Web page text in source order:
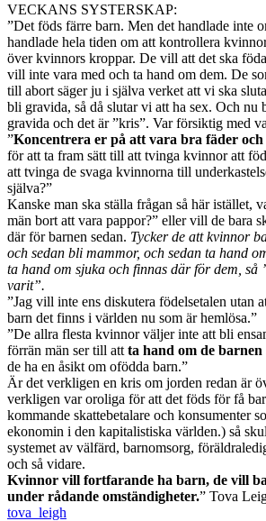
VECKANS SYSTERSKAP:
”Det föds färre barn. Men det handlade inte
handlade hela tiden om att kontrollera
över kvinnors kroppar. De vill att det ska
vill inte vara med och ta hand om dem. De
till abort säger ju i själva verket att vi ska
bli gravida, så då slutar vi att ha sex. Och
gravida och det är ”kris”. Var försiktig med
”Koncentrera er på att vara bra fäder
för att ta fram sätt till att tvinga kvinnor att
att tvinga de svaga kvinnorna till
själva?”
Kanske man ska ställa frågan så här istället,
män bort att vara pappor?” eller vill de bara
där för barnen sedan. Tycker de att kvinnor
och sedan bli mammor, och sedan ta hand
ta hand om sjuka och finnas där för dem, så
varit”.
”Jag vill inte ens diskutera födelsetalen utan
barn det finns i världen nu som är hemlösa.”
”De allra flesta kvinnor väljer inte att bli
förrän män ser till att ta hand om de
de ha en åsikt om ofödda barn.”
Är det verkligen en kris om jorden redan är
verkligen var oroliga för att det föds för få
kommande skattebetalare och konsumenter
ekonomin i den kapitalistiska världen.) så
systemet av välfärd, barnomsorg,
och så vidare.
Kvinnor vill fortfarande ha barn, de vill
under rådande omständigheter.” Tova
tova_leigh